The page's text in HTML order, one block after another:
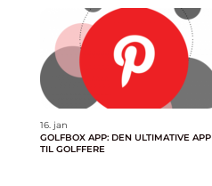
16. jan
GOLFBOX APP: DEN ULTIMATIVE APP
TIL GOLFFERE